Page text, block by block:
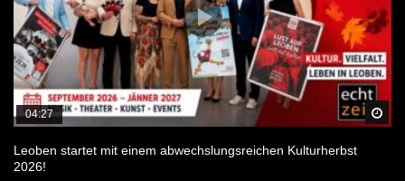
04:27
Leoben startet mit einem abwechslungsreichen Kulturherbst
2026!